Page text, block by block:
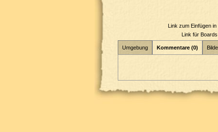
Link zum Einfügen
Link für
Umgebung Kommentare (0)